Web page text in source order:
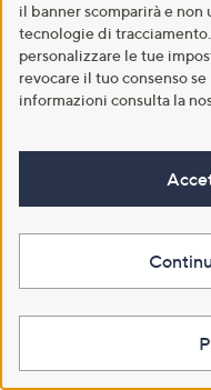
Hotshot - Azir in pelle
scamosciata
€ 74,90
of
il banner scomparirà e
tecnologie di
personalizzare le tue
revocare il tuo consenso
informazioni consulta la